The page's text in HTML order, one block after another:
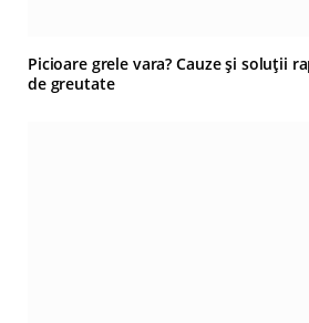
Picioare grele vara? Cauze și soluții
de greutate